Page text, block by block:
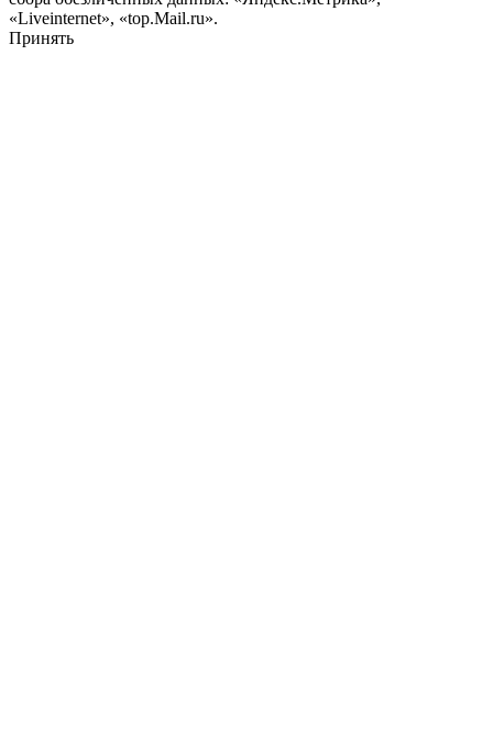
«Liveinternet», «top.Mail.ru».
Принять